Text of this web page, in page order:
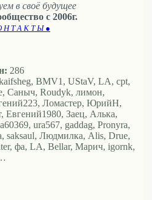
в своё будущее
с 2006г.
Н Т А К Т Ы ●
286
BMV1, UStaV, LA, cpt,
Саныч, Roudyk, лимон,
Ломастер, ЮрийН,
Евгений1980, Заец, Алька,
ura567, gaddag, Pronyra,
saksaul, Людмилка, Alis, Drue,
фа, LA, Bellar, Марич, igornk,